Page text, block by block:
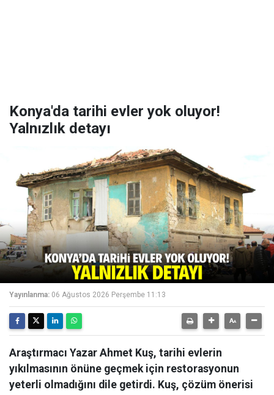
Konya'da tarihi evler yok oluyor!
Yalnızlık detayı
Yayınlanma: 06 Ağustos 2026 Perşembe 11:13
Araştırmacı Yazar Ahmet Kuş, tarihi evlerin
yıkılmasının önüne geçmek için restorasyonun
yeterli olmadığını dile getirdi. Kuş, çözüm önerisi